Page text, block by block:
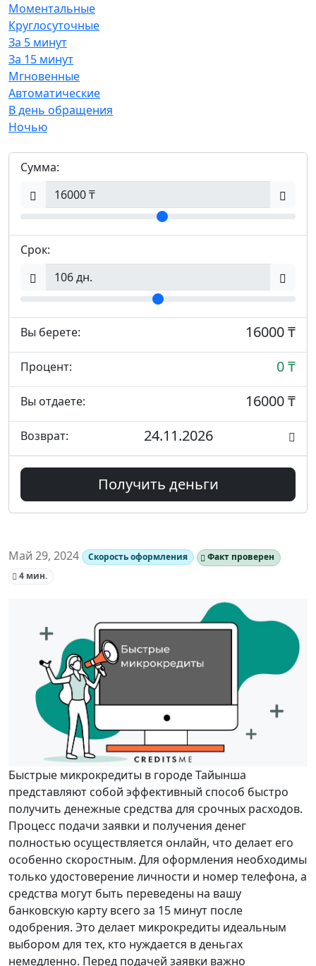
Моментальные
Круглосуточные
За 5 минут
За 15 минут
Мгновенные
Автоматические
В день обращения
Ночью
Сумма:
Срок:
Вы берете: 16000 ₸
Процент: 0 ₸
Вы отдаете: 16000 ₸
Возврат: 24.11.2026
Получить деньги
Май 29, 2024 Скорость оформления
Факт проверен
4 мин.
Быстрые микрокредиты в городе Тайынша
представляют собой эффективный способ быстро
получить денежные средства для срочных расходов.
Процесс подачи заявки и получения денег
полностью осуществляется онлайн, что делает его
особенно скоростным. Для оформления необходимы
только удостоверение личности и номер телефона, а
средства могут быть переведены на вашу
банковскую карту всего за 15 минут после
одобрения. Это делает микрокредиты идеальным
выбором для тех, кто нуждается в деньгах
немедленно. Перед подачей заявки важно